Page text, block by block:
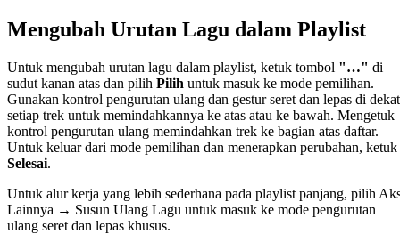
Mengubah Urutan Lagu dalam Playlist
Untuk mengubah urutan lagu dalam playlist, ketuk tombol "…" di
sudut kanan atas dan pilih Pilih untuk masuk ke mode pemilihan.
Gunakan kontrol pengurutan ulang dan gestur seret dan lepas di dekat
setiap trek untuk memindahkannya ke atas atau ke bawah. Mengetuk
kontrol pengurutan ulang memindahkan trek ke bagian atas daftar.
Untuk keluar dari mode pemilihan dan menerapkan perubahan, ketuk
Selesai.
Untuk alur kerja yang lebih sederhana pada playlist panjang, pilih
Lainnya → Susun Ulang Lagu untuk masuk ke mode pengurutan
ulang seret dan lepas khusus.